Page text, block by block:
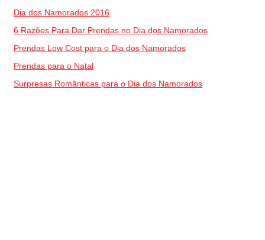
Dia dos Namorados 2016
6 Razões Para Dar Prendas no Dia dos Namorados
Prendas Low Cost para o Dia dos Namorados
Prendas para o Natal
Surpresas Românticas para o Dia dos Namorados